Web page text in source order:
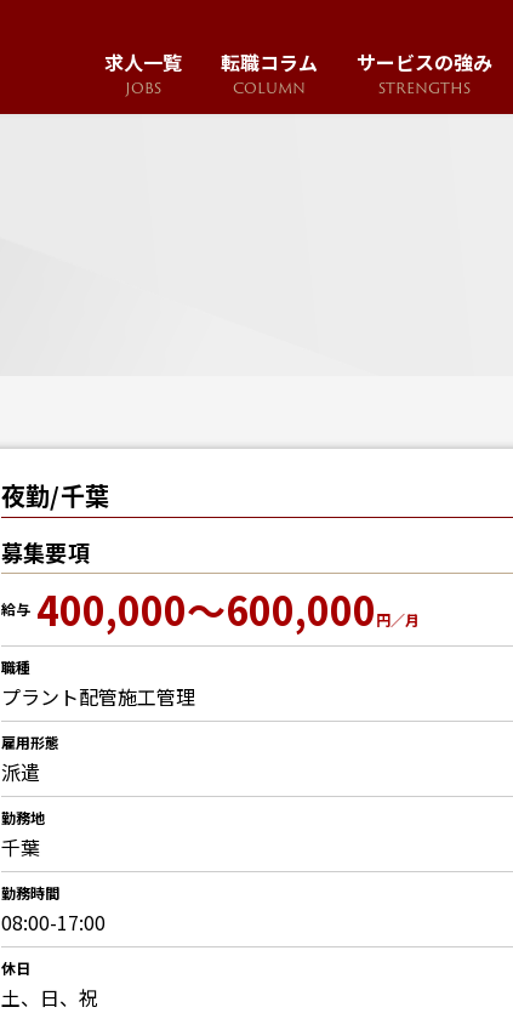
求人一覧
JOBS
転職コラム
COLUMN
サービスの強み
STRENGTHS
夜勤/千葉
募集要項
給与 400,000～600,000円／月
職種
プラント配管施工管理
雇用形態
派遣
勤務地
千葉
勤務時間
08:00-17:00
休日
土、日、祝